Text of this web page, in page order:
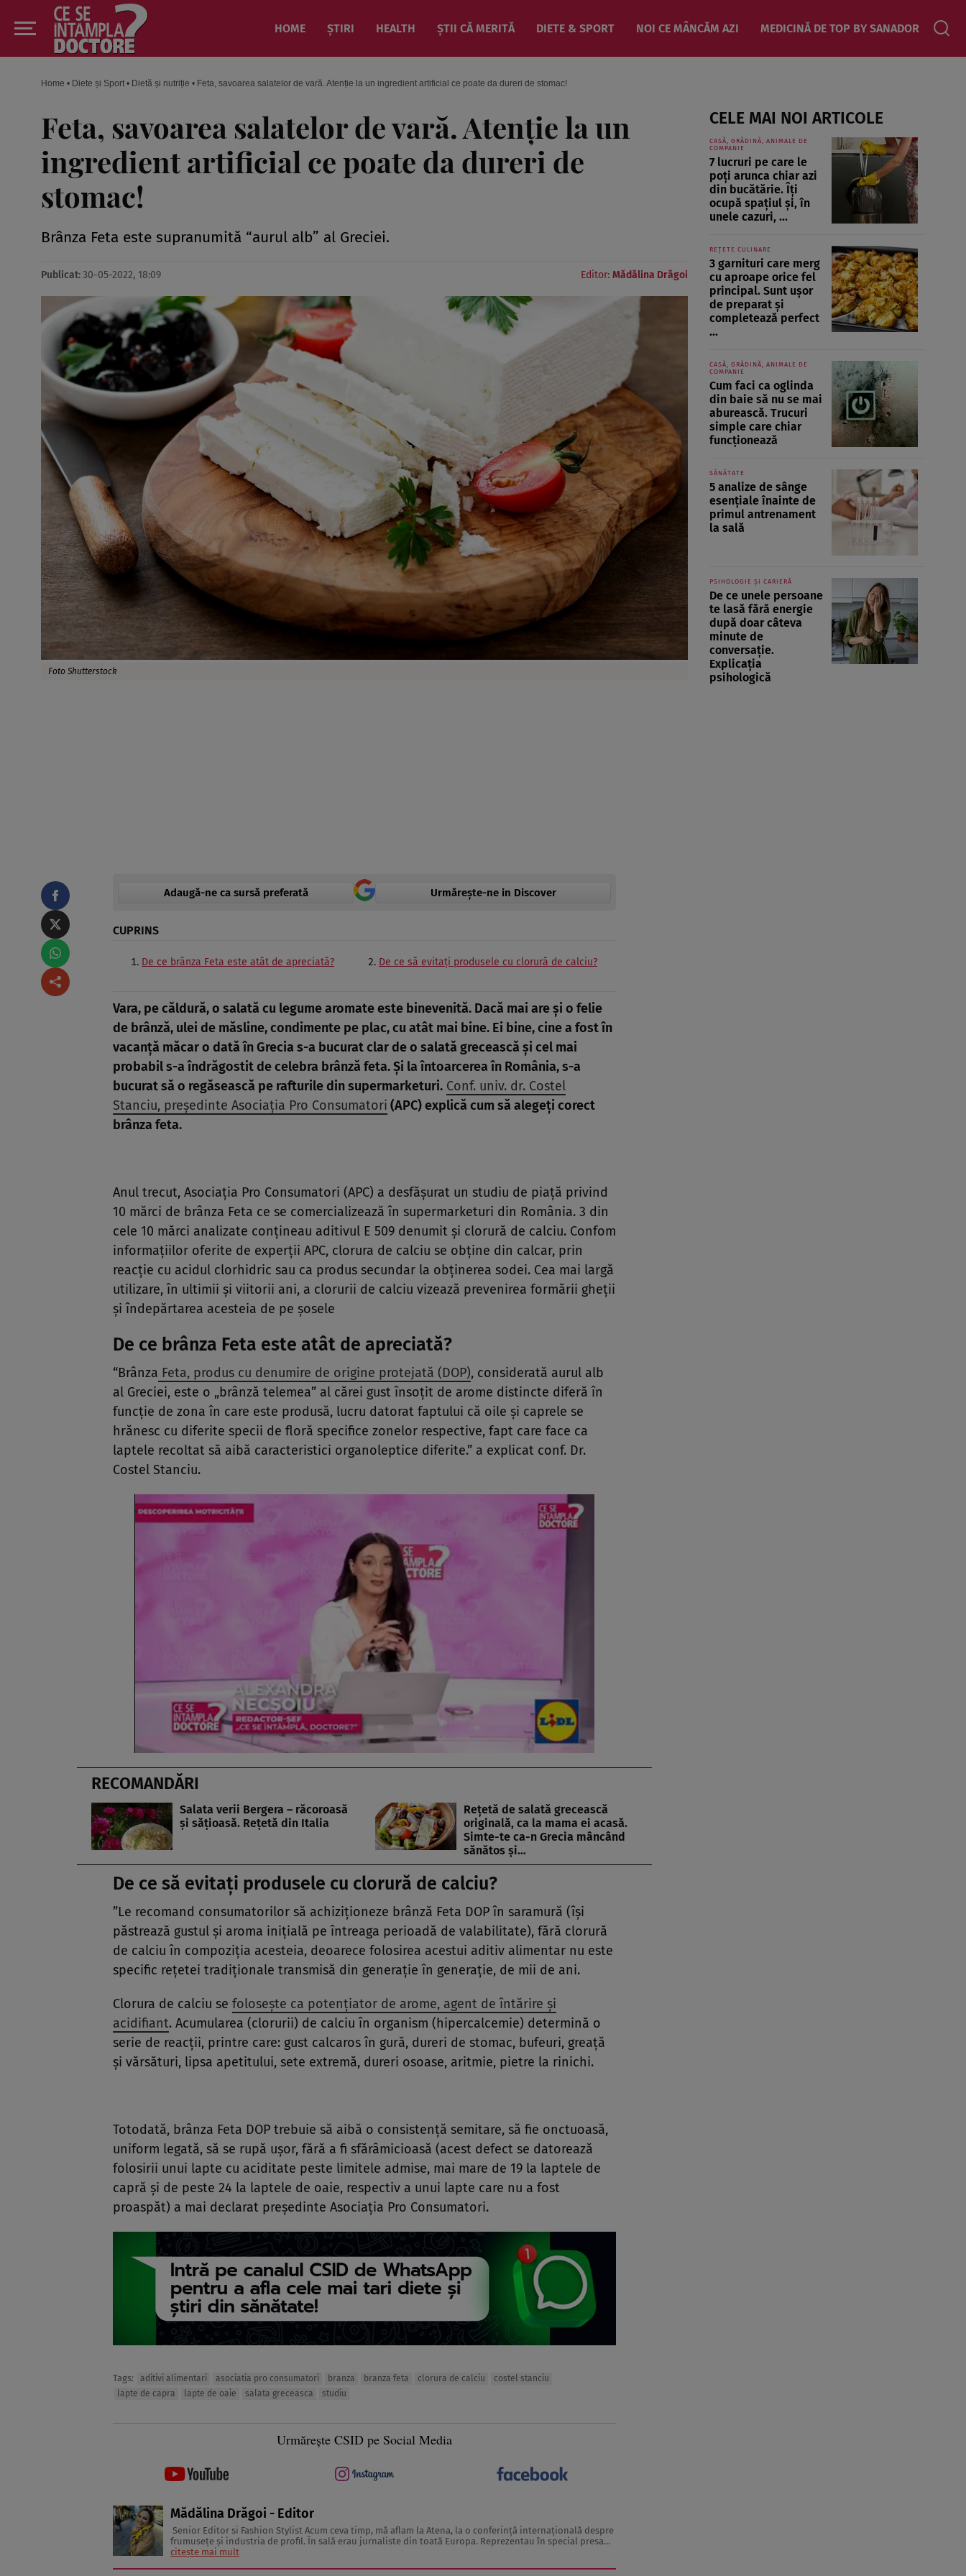
HOME ȘTIRI HEALTH ȘTII CĂ MERITĂ DIETE & SPORT NOI CE MÂNCĂM AZI MEDICINĂ DE TOP BY SANADOR
Home • Diete și Sport • Dietă și nutriție • Feta, savoarea salatelor de vară. Atenție la un ingredient artificial ce poate da dureri de stomac!
Feta, savoarea salatelor de vară. Atenție la un
ingredient artificial ce poate da dureri de
stomac!
Brânza Feta este supranumită “aurul alb” al Greciei.
Publicat:30-05-2022, 18:09 Editor: Mădălina Drăgoi
Foto Shutterstock
Adaugă-ne ca sursă preferată Urmărește-ne in Discover
CUPRINS
De ce brânza Feta este atât de apreciată? De ce să evitați produsele cu clorură de calciu?
Vara, pe căldură, o salată cu legume aromate este binevenită. Dacă mai are și o felie
de brânză, ulei de măsline, condimente pe plac, cu atât mai bine. Ei bine, cine a fost în
vacanță măcar o dată în Grecia s-a bucurat clar de o salată grecească și cel mai
probabil s-a îndrăgostit de celebra brânză feta. Și la întoarcerea în România, s-a
bucurat să o regăsească pe rafturile din supermarketuri. Conf. univ. dr. Costel
Stanciu, președinte Asociația Pro Consumatori (APC) explică cum să alegeți corect
brânza feta.
Anul trecut, Asociația Pro Consumatori (APC) a desfășurat un studiu de piață privind
10 mărci de brânza Feta ce se comercializează în supermarketuri din România. 3 din
cele 10 mărci analizate conțineau aditivul E 509 denumit și clorură de calciu. Confom
informațiilor oferite de experții APC, clorura de calciu se obține din calcar, prin
reacție cu acidul clorhidric sau ca produs secundar la obținerea sodei. Cea mai largă
utilizare, în ultimii și viitorii ani, a clorurii de calciu vizează prevenirea formării gheții
și îndepărtarea acesteia de pe șosele
De ce brânza Feta este atât de apreciată?
“Brânza Feta, produs cu denumire de origine protejată (DOP), considerată aurul alb
al Greciei, este o „brânză telemea” al cărei gust însoțit de arome distincte diferă în
funcție de zona în care este produsă, lucru datorat faptului că oile și caprele se
hrănesc cu diferite specii de floră specifice zonelor respective, fapt care face ca
laptele recoltat să aibă caracteristici organoleptice diferite.” a explicat conf. Dr.
Costel Stanciu.
RECOMANDĂRI
Salata verii Bergera – răcoroasă
și sățioasă. Rețetă din Italia
Rețetă de salată grecească
originală, ca la mama ei acasă.
Simte-te ca-n Grecia mâncând
sănătos și…
De ce să evitați produsele cu clorură de calciu?
”Le recomand consumatorilor să achiziționeze brânză Feta DOP în saramură (își
păstrează gustul și aroma inițială pe întreaga perioadă de valabilitate), fără clorură
de calciu în compoziția acesteia, deoarece folosirea acestui aditiv alimentar nu este
specific rețetei tradiționale transmisă din generație în generație, de mii de ani.
Clorura de calciu se folosește ca potențiator de arome, agent de întărire și
acidifiant. Acumularea (clorurii) de calciu în organism (hipercalcemie) determină o
serie de reacții, printre care: gust calcaros în gură, dureri de stomac, bufeuri, greață
și vărsături, lipsa apetitului, sete extremă, dureri osoase, aritmie, pietre la rinichi.
Totodată, brânza Feta DOP trebuie să aibă o consistență semitare, să fie onctuoasă,
uniform legată, să se rupă ușor, fără a fi sfărâmicioasă (acest defect se datorează
folosirii unui lapte cu aciditate peste limitele admise, mai mare de 19 la laptele de
capră și de peste 24 la laptele de oaie, respectiv a unui lapte care nu a fost
proaspăt) a mai declarat președinte Asociația Pro Consumatori.
Tags: aditivi alimentari asociatia pro consumatori branza branza feta clorura de calciu
costel stanciu
lapte de capra
lapte de oaie salata greceasca studiu
Urmărește CSID pe Social Media
Mădălina Drăgoi - Editor
Senior Editor si Fashion Stylist Acum ceva timp, mă aflam la Atena, la o conferinţă internaţională despre
frumuseţe şi industria de profil. În sală erau jurnaliste din toată Europa. Reprezentau în special presa
glossy. Multe dintre ele erau parcă scoase din paginile revistelor pentru ...
citește mai mult
CELE MAI NOI ARTICOLE
CASĂ, GRĂDINĂ, ANIMALE DE
COMPANIE
7 lucruri pe care le
poți arunca chiar azi
din bucătărie. Îți
ocupă spațiul și, în
unele cazuri, ...
REȚETE CULINARE
3 garnituri care merg
cu aproape orice fel
principal. Sunt ușor
de preparat și
completează perfect
...
CASĂ, GRĂDINĂ, ANIMALE DE
COMPANIE
Cum faci ca oglinda
din baie să nu se mai
aburească. Trucuri
simple care chiar
funcționează
SĂNĂTATE
5 analize de sânge
esențiale înainte de
primul antrenament
la sală
PSIHOLOGIE ȘI CARIERĂ
De ce unele persoane
te lasă fără energie
după doar câteva
minute de
conversație.
Explicația
psihologică